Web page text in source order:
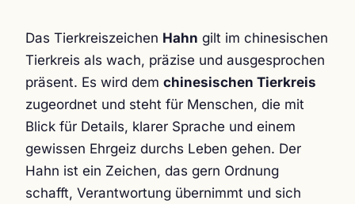
Das Tierkreiszeichen Hahn gilt im chinesischen
Tierkreis als wach, präzise und ausgesprochen
präsent. Es wird dem chinesischen Tierkreis
zugeordnet und steht für Menschen, die mit
Blick für Details, klarer Sprache und einem
gewissen Ehrgeiz durchs Leben gehen. Der
Hahn ist ein Zeichen, das gern Ordnung
schafft, Verantwortung übernimmt und sich